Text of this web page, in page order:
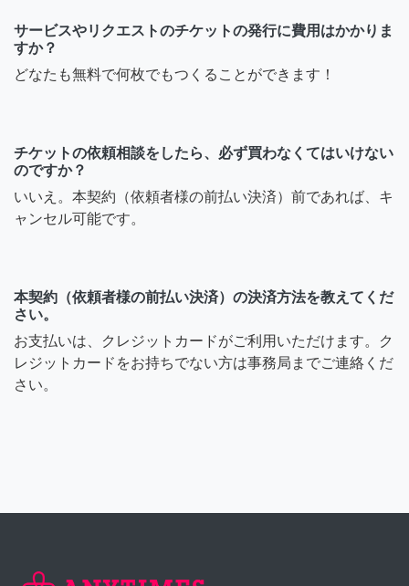
サービスやリクエストのチケットの発行に費用はかかりま
すか？
どなたも無料で何枚でもつくることができます！
チケットの依頼相談をしたら、必ず買わなくてはいけない
のですか？
いいえ。本契約（依頼者様の前払い決済）前であれば、キ
ャンセル可能です。
本契約（依頼者様の前払い決済）の決済方法を教えてくだ
さい。
お支払いは、クレジットカードがご利用いただけます。ク
レジットカードをお持ちでない方は事務局までご連絡くだ
さい。